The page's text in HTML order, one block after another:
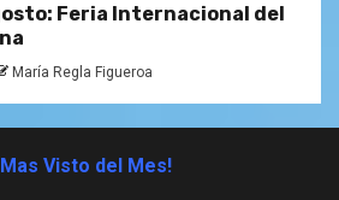
Feria Internacional del
María Regla Figueroa
Visto del Mes!